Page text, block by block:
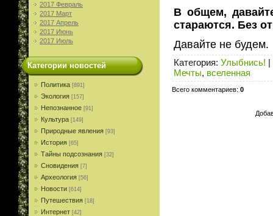
2017 Февраль
2017 Март
2017 Апрель
2017 Июнь
2017 Июль
Категории новостей
Политика [891]
Экология [157]
Непознанное [91]
Культура [149]
Природные явления [93]
История [65]
Тайны подсознания [32]
Сновидения [7]
Археология [56]
Новости [614]
Путешествия [18]
Интернет [42]
В общем,
стараются. Без
Давайте не будем.
Категория: Улыбнись! |
Мечты, вселенная
Всего комментариев: 0